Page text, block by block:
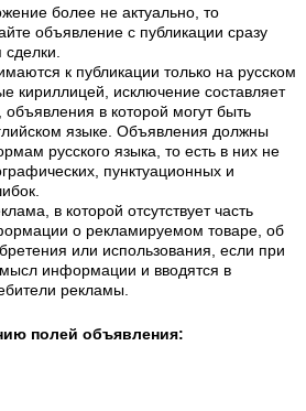
более не актуально, то
объявление с публикации сразу
к публикации только на русском
кириллицей, исключение составляет
объявления в которой могут быть
языке. Объявления должны
русского языка, то есть в них не
пунктуационных и
в которой отсутствует часть
о рекламируемом товаре, об
или использования, если при
информации и вводятся в
рекламы.
полей объявления: